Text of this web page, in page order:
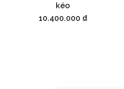
kéo
10.400.000 ₫